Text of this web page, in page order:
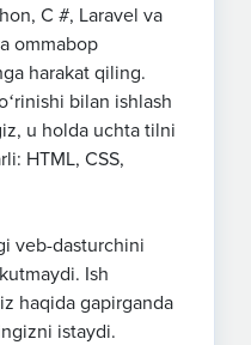
C #, Laravel va
ommabop
harakat qiling.
bilan ishlash
u holda uchta tilni
HTML, CSS,
veb-dasturchini
Ish
haqida gapirganda
istaydi.